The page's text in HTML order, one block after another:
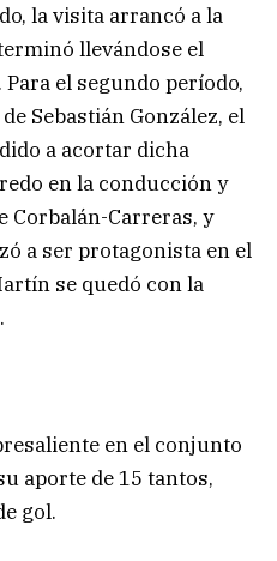
la visita arrancó a la
llevándose el
el segundo período,
Sebastián González, el
a acortar dicha
en la conducción y
Corbalán-Carreras, y
a ser protagonista en el
se quedó con la
en el conjunto
aporte de 15 tantos,
gol.